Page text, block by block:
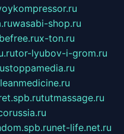
wasabi-shop.ru
x-ton.ru
tor-lyubov-i-grom.ru
stoppamedia.ru
tutmassage.ru
net-life.net.ru